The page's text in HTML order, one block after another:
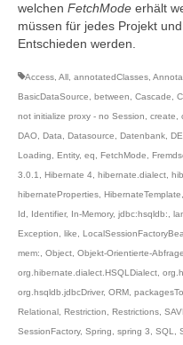
welchen FetchMode erhält
müssen für jedes Projekt
Entschieden werden.
Access All annotatedClasses
BasicDataSource
between Cascade
not initialize proxy - no Session
create
DAO Data Datasource Datenbank
Loading
Entity, eq FetchMode
3.0.1
Hibernate 4 hibernate.dialect
hibernateProperties HibernateTemplate
Id
Identifier, In-Memory, jdbc:hsqldb:
Exception
like
mem:
Object Objekt-Orientierte-Abfrage
org.hibernate.dialect.HSQLDialect
org.hsqldb.jdbcDriver, ORM
Relational Restriction Restrictions
SessionFactory, Spring spring 3 SQL